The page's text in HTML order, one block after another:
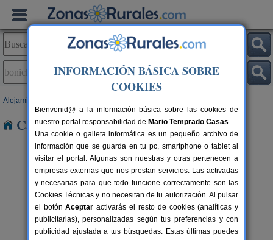
Alojamientos
Casas Rurales en Boniches
3-12 pers.
desde22 €
La Casa de La Posada
Ribagorda (Cuenca)
INFORMACIÓN BÁSICA SOBRE
COOKIES
Bienvenid@ a la información básica sobre las cookies de
nuestro portal responsabilidad de Mario Temprado Casas.
Una cookie o galleta informática es un pequeño archivo de
información que se guarda en tu pc, smartphone o tablet al
visitar el portal. Algunas son nuestras y otras pertenecen a
empresas externas que nos prestan servicios. Las activadas
y necesarias para que todo funcione correctamente son las
Cookies Técnicas y no necesitan de tu autorización. Al pulsar
el botónAceptar activarás el resto de cookies (analíticas y
publicitarias), personalizadas según tus preferencias y con
publicidad ajustada a tus búsquedas. Estas últimas puedes